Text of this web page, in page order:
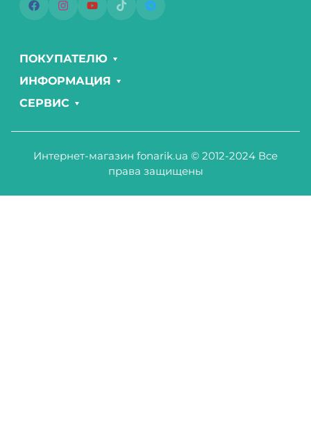
ПОКУПАТЕЛЮ
ИНФОРМАЦИЯ
СЕРВИС
Интернет-магазин fonarik.ua © 2012-2024 Все
права защищены